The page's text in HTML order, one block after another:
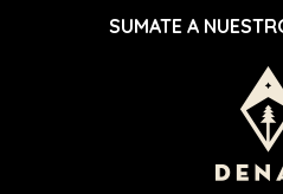
SUMATE A